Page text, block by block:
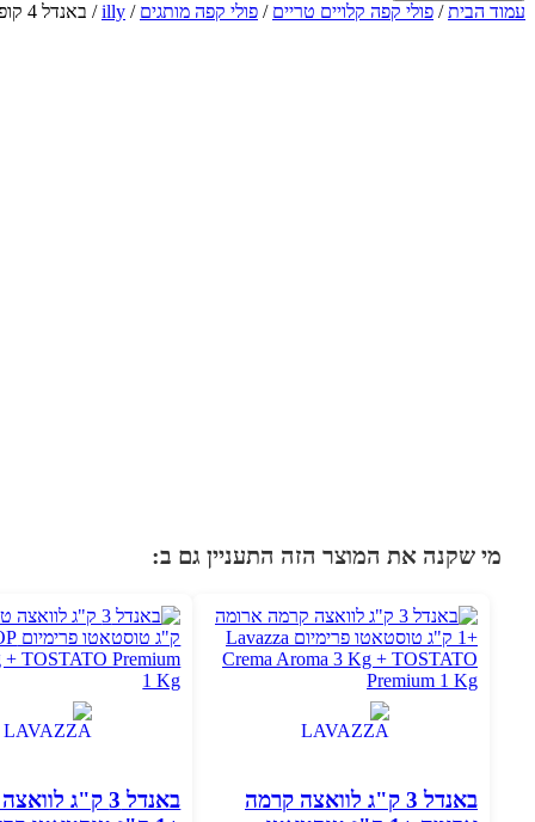
עמוד הבית/ פולי קפה קלויים טריים / פולי קפה מותגים /
illy/ באנדל 4 קופסאות אילי ברזיל 250 גרם +1 ק"ג טוסטאטו פרימיום Bundel 4 illy Brazile 250 gr + 2 TOSTATO Premium 500 gr
מי שקנה את המוצר הזה התעניין גם ב:
באנדל 3 ק"ג לוואצה קרמה
באנדל 3 ק"ג